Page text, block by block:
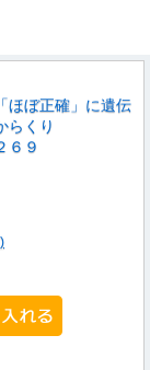
ぼ正確」に遺伝
らくり
６９